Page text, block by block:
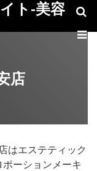
ト-美容
店
はエステティック
ーションメーキ